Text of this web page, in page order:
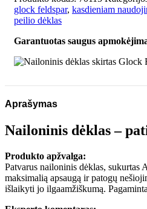
Feldspar
glock feldspar, kasdieniam
peilio dėklas
Garantuotas saugus
Aprašymas
Nailoninis dėklas –
Produkto apžvalga:
Patvarus nailoninis dėklas,
maksimalią apsaugą ir patogų
išlaikyti jo ilgaamžiškumą.